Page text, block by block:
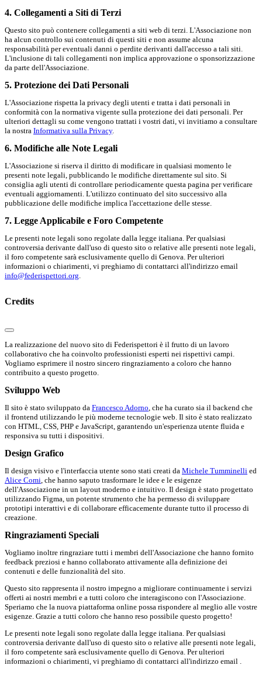
4. Collegamenti a Siti di Terzi
Questo sito può contenere collegamenti a siti web di terzi. L'Associazione non
ha alcun controllo sui contenuti di questi siti e non assume alcuna
responsabilità per eventuali danni o perdite derivanti dall'accesso a tali siti.
L'inclusione di tali collegamenti non implica approvazione o sponsorizzazione
da parte dell'Associazione.
5. Protezione dei Dati Personali
L'Associazione rispetta la privacy degli utenti e tratta i dati personali in
conformità con la normativa vigente sulla protezione dei dati personali. Per
ulteriori dettagli su come vengono trattati i vostri dati, vi invitiamo a consultare
la nostra Informativa sulla Privacy.
6. Modifiche alle Note Legali
L'Associazione si riserva il diritto di modificare in qualsiasi momento le
presenti note legali, pubblicando le modifiche direttamente sul sito. Si
consiglia agli utenti di controllare periodicamente questa pagina per verificare
eventuali aggiornamenti. L'utilizzo continuato del sito successivo alla
pubblicazione delle modifiche implica l'accettazione delle stesse.
7. Legge Applicabile e Foro Competente
Le presenti note legali sono regolate dalla legge italiana. Per qualsiasi
controversia derivante dall'uso di questo sito o relative alle presenti note legali,
il foro competente sarà esclusivamente quello di Genova. Per ulteriori
informazioni o chiarimenti, vi preghiamo di contattarci all'indirizzo email
info@federispettori.org
Credits
La realizzazione del nuovo sito di Federispettori è il frutto di un lavoro
collaborativo che ha coinvolto professionisti esperti nei rispettivi campi.
Vogliamo esprimere il nostro sincero ringraziamento a coloro che hanno
contribuito a questo progetto.
Sviluppo Web
Il sito è stato sviluppato da Francesco Adorno, che ha curato sia il backend che
il frontend utilizzando le più moderne tecnologie web. Il sito è stato realizzato
con HTML, CSS, PHP e JavaScript, garantendo un'esperienza utente fluida e
responsiva su tutti i dispositivi.
Design Grafico
Il design visivo e l'interfaccia utente sono stati creati da Michele Tumminelli ed
Alice Comi, che hanno saputo trasformare le idee e le esigenze
dell'Associazione in un layout moderno e intuitivo. Il design è stato progettato
utilizzando Figma, un potente strumento che ha permesso di sviluppare
prototipi interattivi e di collaborare efficacemente durante tutto il processo di
creazione.
Ringraziamenti Speciali
Vogliamo inoltre ringraziare tutti i membri dell'Associazione che hanno fornito
feedback preziosi e hanno collaborato attivamente alla definizione dei
contenuti e delle funzionalità del sito.
Questo sito rappresenta il nostro impegno a migliorare continuamente i servizi
offerti ai nostri membri e a tutti coloro che interagiscono con l'Associazione.
Speriamo che la nuova piattaforma online possa rispondere al meglio alle vostre
esigenze. Grazie a tutti coloro che hanno reso possibile questo progetto!
Le presenti note legali sono regolate dalla legge italiana. Per qualsiasi
controversia derivante dall'uso di questo sito o relative alle presenti note legali,
il foro competente sarà esclusivamente quello di Genova. Per ulteriori
informazioni o chiarimenti, vi preghiamo di contattarci all'indirizzo email .